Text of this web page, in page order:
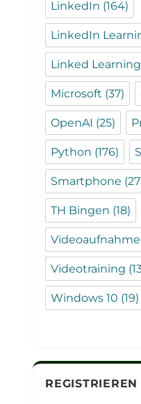
LinkedIn (164)
LinkedIn
Linked Learning
Microsoft (37)
OpenAI (25)
Python (176)
Smartphone
TH Bingen (18)
Videotraining
Windows 10 (19)